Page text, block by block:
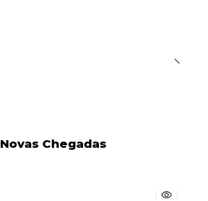
Novas Chegadas